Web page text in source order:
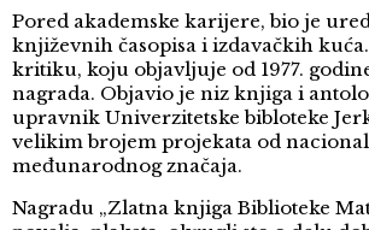
Pored akademske karijere, bio je
književnih časopisa i izdavačkih
kritiku, koju objavljuje od 1977.
nagrada. Objavio je niz knjiga i
upravnik Univerzitetske bibloteke
velikim brojem projekata od
međunarodnog značaja.
Nagradu „Zlatna knjiga Biblioteke